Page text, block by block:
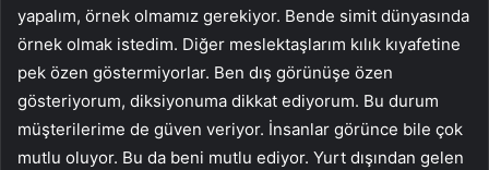
yapalım, örnek olmamız gerekiyor. Bende simit dünyasında
örnek olmak istedim. Diğer meslektaşlarım kılık kıyafetine
pek özen göstermiyorlar. Ben dış görünüşe özen
gösteriyorum, diksiyonuma dikkat ediyorum. Bu durum
müşterilerime de güven veriyor. İnsanlar görünce bile çok
mutlu oluyor. Bu da beni mutlu ediyor. Yurt dışından gelen